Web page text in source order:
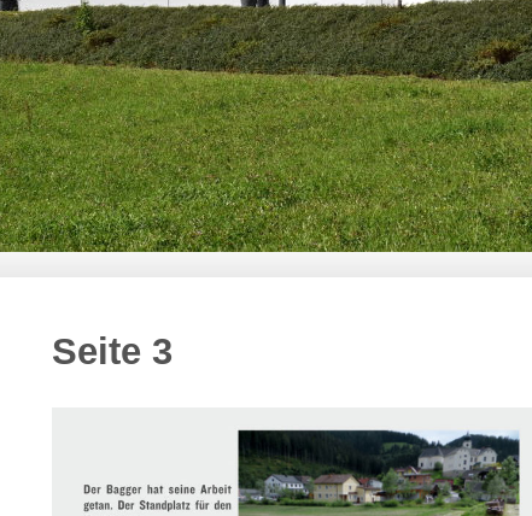
Seite 3